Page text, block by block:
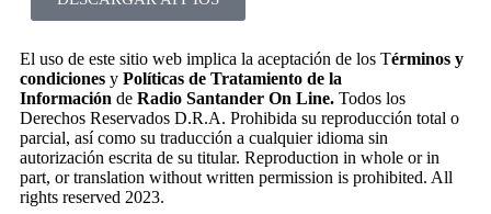
El uso de este sitio web implica la aceptación de los Términos y
condiciones y Políticas de Tratamiento de la
Información de Radio Santander On Line. Todos los
Derechos Reservados D.R.A. Prohibida su reproducción total o
parcial, así como su traducción a cualquier idioma sin
autorización escrita de su titular. Reproduction in whole or in
part, or translation without written permission is prohibited. All
rights reserved 2023.